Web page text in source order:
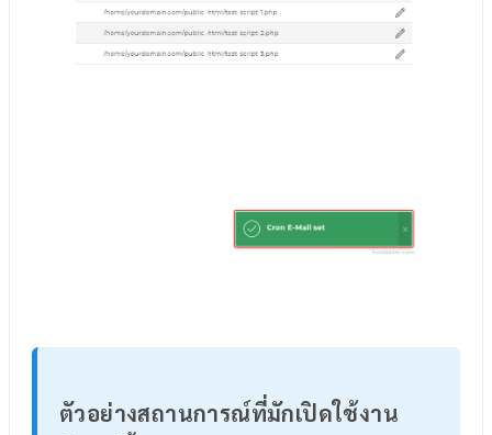
ตัวอย่างสถานการณ์ที่มักเปิดใช้งาน